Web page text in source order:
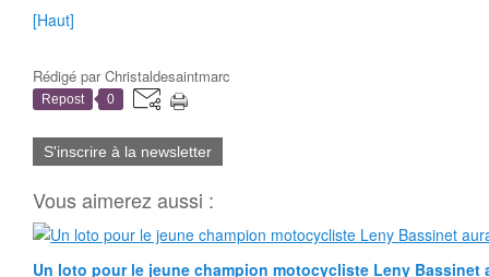
[Haut]
Rédigé parChristaldesaintmarc
Repost 0
S'inscrire à la newsletter
Vous aimerez aussi :
Un loto pour le jeune champion motocycliste Leny Bassinet